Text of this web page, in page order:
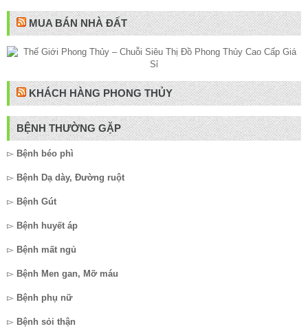
MUA BÁN NHÀ ĐẤT
KHÁCH HÀNG PHONG THỦY
BỆNH THƯỜNG GẶP
▻ Bệnh béo phì
▻ Bệnh Dạ dày, Đường ruột
▻ Bệnh Gút
▻ Bệnh huyết áp
▻ Bệnh mất ngủ
▻ Bệnh Men gan, Mỡ máu
▻ Bệnh phụ nữ
▻ Bệnh sỏi thận